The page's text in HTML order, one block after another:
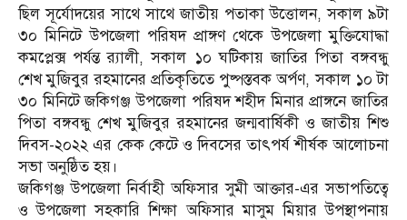
ছিল সূর্যোদয়ের সাথে সাথে জাতীয় পতাকা উত্তোলন, সকাল ৯টা
৩০ মিনিটে উপজেলা পরিষদ প্রাঙ্গণ থেকে উপজেলা মুক্তিযোদ্ধা
কমপ্লেক্স পর্যন্ত র‍্যালী, সকাল ১০ ঘটিকায় জাতির পিতা বঙ্গবন্ধু
শেখ মুজিবুর রহমানের প্রতিকৃতিতে পুষ্পস্তবক অর্পণ, সকাল ১০ টা
৩০ মিনিটে জকিগঞ্জ উপজেলা পরিষদ শহীদ মিনার প্রাঙ্গনে জাতির
পিতা বঙ্গবন্ধু শেখ মুজিবুর রহমানের জন্মবার্ষিকী ও জাতীয় শিশু
দিবস-২০২২ এর কেক কেটে ও দিবসের তাৎপর্য শীর্ষক আলোচনা
সভা অনুষ্ঠিত হয়।
জকিগঞ্জ উপজেলা নির্বাহী অফিসার সুমী আক্তার-এর সভাপতিত্বে
ও উপজেলা সহকারি শিক্ষা অফিসার মাসুম মিয়ার উপস্থাপনায়